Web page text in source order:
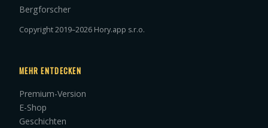
Bergforscher
Copyright 2019–2026 Hory.app s.r.o.
MEHR ENTDECKEN
Premium-Version
E-Shop
Geschichten